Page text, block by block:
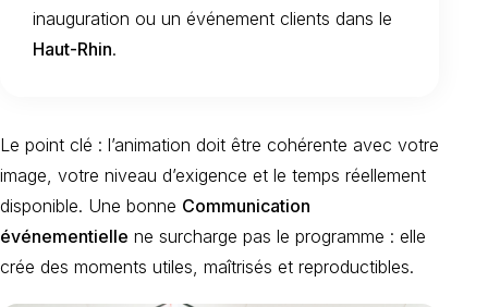
inauguration ou un événement clients dans le
Haut-Rhin.
Le point clé : l’animation doit être cohérente avec votre
image, votre niveau d’exigence et le temps réellement
disponible. Une bonne Communication
événementielle ne surcharge pas le programme : elle
crée des moments utiles, maîtrisés et reproductibles.